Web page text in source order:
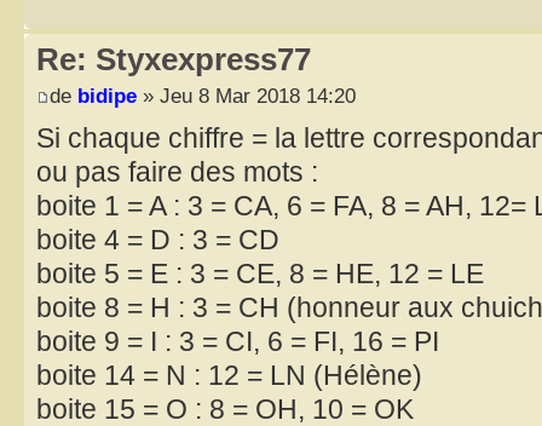
Re: Styxexpress77
de bidipe » Jeu 8 Mar 2018 14:20
Si chaque chiffre = la lettre
ou pas faire des mots :
boite 1 = A : 3 = CA, 6 = FA, 8 = AH, 12=
boite 4 = D : 3 = CD
boite 5 = E : 3 = CE, 8 = HE, 12 = LE
boite 8 = H : 3 = CH (honneur aux
boite 9 = I : 3 = CI, 6 = FI, 16 = PI
boite 14 = N : 12 = LN (Hélène)
boite 15 = O : 8 = OH, 10 = OK